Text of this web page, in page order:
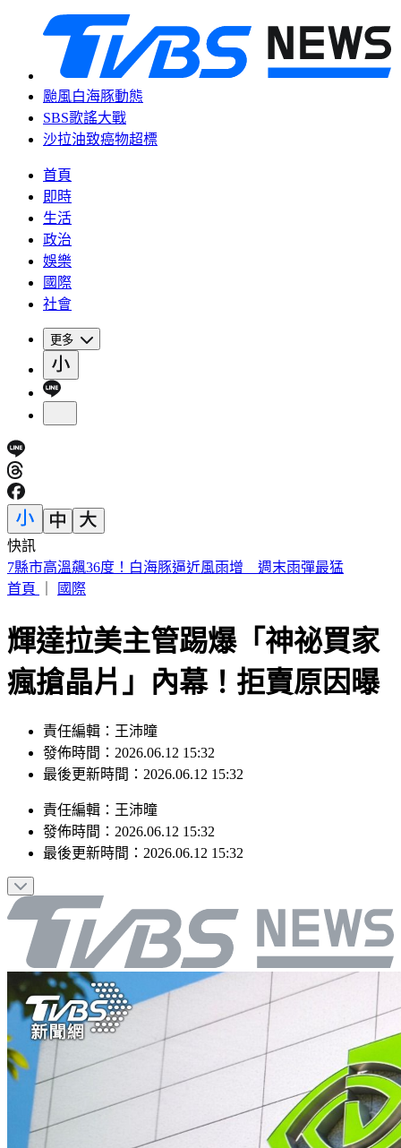
颱風白海豚動態
SBS歌謠大戰
沙拉油致癌物超標
首頁
即時
生活
政治
娛樂
國際
社會
更多
快訊
《夏日活動》航海王首度降臨花蓮鯉魚潭FUN暑假活動
首頁
國際
輝達拉美主管踢爆「神祕買家
瘋搶晶片」內幕！拒賣原因曝
責任編輯：王沛曈
發佈時間：2026.06.12 15:32
最後更新時間：2026.06.12 15:32
責任編輯 ： 王沛曈
發佈時間： 2026.06.12 15:32
最後更新時間： 2026.06.12 15:32